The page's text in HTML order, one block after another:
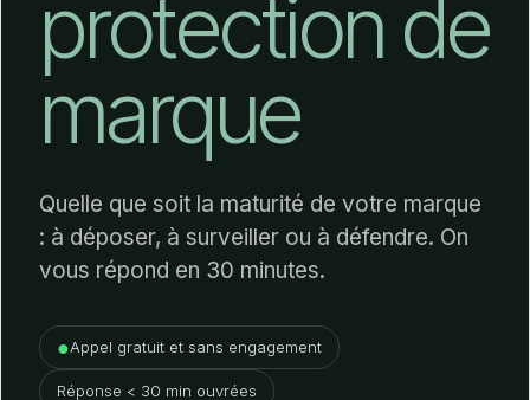
protection de
marque
Quelle que soit la maturité de votre marque
: à déposer, à surveiller ou à défendre. On
vous répond en 30 minutes.
●Appel gratuit et sans engagement
Réponse < 30 min ouvrées